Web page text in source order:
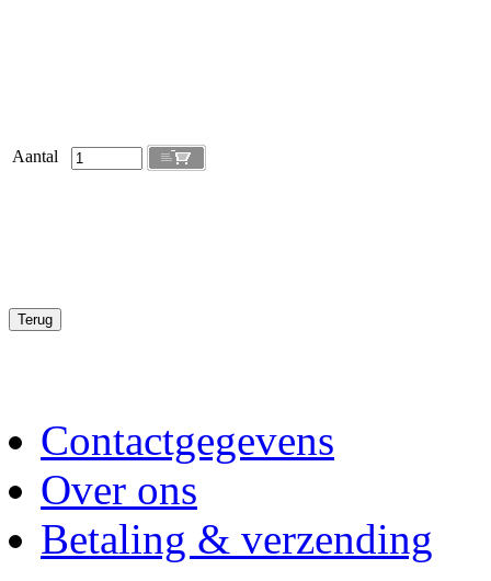
Aantal
Contactgegevens
Over ons
Betaling & verzending